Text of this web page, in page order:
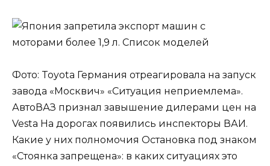
Фото: Toyota Германия отреагировала на запуск
завода «Москвич» «Ситуация неприемлема».
АвтоВАЗ признал завышение дилерами цен на
Vesta На дорогах появились инспекторы ВАИ.
Какие у них полномочия Остановка под знаком
«Стоянка запрещена»: в каких ситуациях это